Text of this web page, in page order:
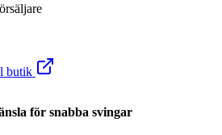
butik
för snabba svingar